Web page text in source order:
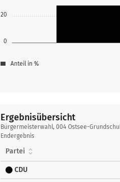
0
20
Anteil in %
Ergebnisübersicht
Ergebnisübersicht
Bürgermeisterwahl, 004 Ostsee-
Endergebnis
Partei
CDU